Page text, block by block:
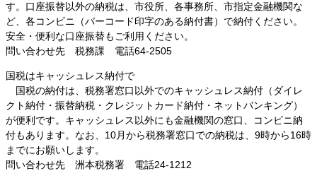
す。口座振替以外の納税は、市役所、各事務所、市指定金融機関な
ど、各コンビニ（バーコード印字のある納付書）で納付ください。
安全・便利な口座振替もご利用ください。
問い合わせ先 税務課 電話64-2505
国税はキャッシュレス納付で
国税の納付は、税務署窓口以外でのキャッシュレス納付（ダイレ
クト納付・振替納税・クレジットカード納付・ネットバンキング）
が便利です。キャッシュレス以外にも金融機関の窓口、コンビニ納
付もあります。なお、10月から税務署窓口での納税は、9時から16時
までにお願いします。
問い合わせ先 洲本税務署 電話24-1212